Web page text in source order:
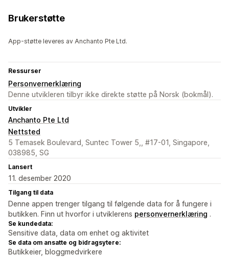
Brukerstøtte
App-støtte leveres av Anchanto Pte Ltd.
Ressurser
Personvernerklæring
Denne utvikleren tilbyr ikke direkte støtte på Norsk (bokmål).
Utvikler
Anchanto Pte Ltd
Nettsted
5 Temasek Boulevard, Suntec Tower 5,, #17-01, Singapore,
038985, SG
Lansert
11. desember 2020
Tilgang til data
Denne appen trenger tilgang til følgende data for å fungere i
butikken. Finn ut hvorfor i utviklerens personvernerklæring .
Se kundedata:
Sensitive data, data om enhet og aktivitet
Se data om ansatte og bidragsytere:
Butikkeier, bloggmedvirkere